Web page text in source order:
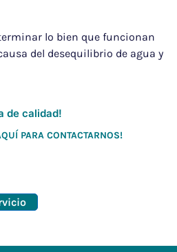
lo bien que funcionan
del desequilibrio de agua y
de calidad!
PARA CONTACTARNOS!